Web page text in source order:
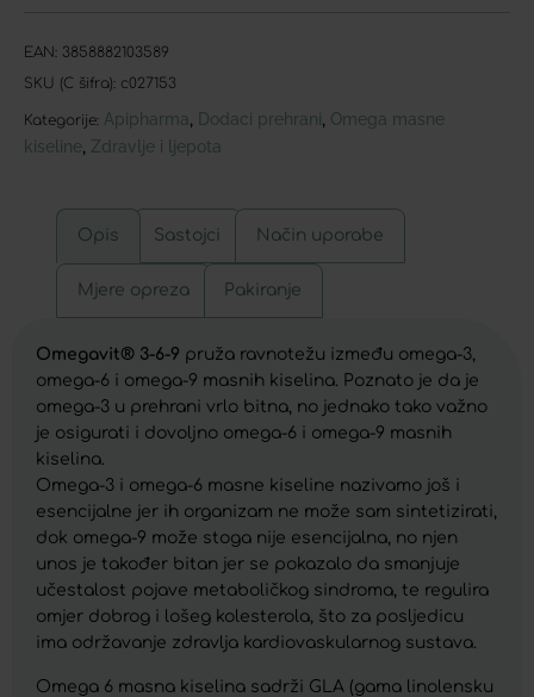
EAN: 3858882103589
SKU (C šifra): c027153
Kategorije: Apipharma Dodaci prehrani Omega masne
kiseline Zdravlje i ljepota
Opis Sastojci Način uporabe
Mjere opreza Pakiranje
Omegavit® 3-6-9 pruža ravnotežu između omega-3,
omega-6 i omega-9 masnih kiselina. Poznato je da je
omega-3 u prehrani vrlo bitna, no jednako tako važno
je osigurati i dovoljno omega-6 i omega-9 masnih
kiselina.
Omega-3 i omega-6 masne kiseline nazivamo još i
esencijalne jer ih organizam ne može sam sintetizirati,
dok omega-9 može stoga nije esencijalna, no njen
unos je također bitan jer se pokazalo da smanjuje
učestalost pojave metaboličkog sindroma, te regulira
omjer dobrog i lošeg kolesterola, što za posljedicu
ima održavanje zdravlja kardiovaskularnog sustava.
Omega 6 masna kiselina sadrži GLA (gama linolensku